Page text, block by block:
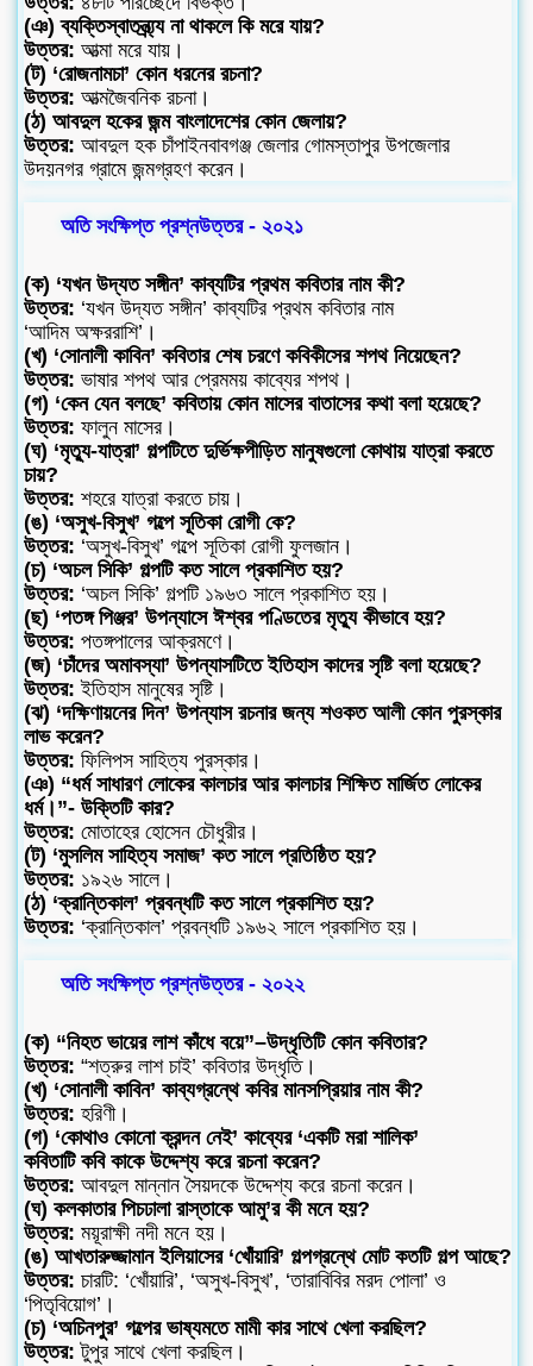
(ঞ) ব্যক্তিস্বাতন্ত্র্য্য না থাকলে কি মরে যায়?
উত্তর: আত্মা মরে যায়।
(ট) ‘রোজনামচা’ কোন ধরনের রচনা?
উত্তর: আত্মজৈবনিক রচনা।
(ঠ) আবদুল হকের জন্ম বাংলাদেশের কোন জেলায়?
উত্তর: আবদুল হক চাঁপাইনবাবগঞ্জ জেলার গোমস্তাপুর উপজেলার
উদয়নগর গ্রামে জন্মগ্রহণ করেন।
অতি সংক্ষিপ্ত প্রশ্নউত্তর - ২০২১
(ক) ‘যখন উদ্যত সঙ্গীন’ কাব্যটির প্রথম কবিতার নাম কী?
উত্তর: ‘যখন উদ্যত সঙ্গীন’ কাব্যটির প্রথম কবিতার নাম
‘আদিম অক্ষররাশি’।
(খ) ‘সোনালী কাবিন’ কবিতার শেষ চরণে কবিকীসের শপথ নিয়েছেন?
উত্তর: ভাষার শপথ আর প্রেমময় কাব্যের শপথ।
(গ) ‘কেন যেন বলছে’ কবিতায় কোন মাসের বাতাসের কথা বলা হয়েছে?
উত্তর: ফালুন মাসের।
(ঘ) ‘মৃত্যু-যাত্রা’ গল্পটিতে দুর্ভিক্ষপীড়িত মানুষগুলো কোথায় যাত্রা করতে
চায়?
উত্তর: শহরে যাত্রা করতে চায়।
(ঙ) ‘অসুখ-বিসুখ’ গল্পে সূতিকা রোগী কে?
উত্তর: ‘অসুখ-বিসুখ’ গল্পে সূতিকা রোগী ফুলজান।
(চ) ‘অচল সিকি’ গল্পটি কত সালে প্রকাশিত হয়?
উত্তর: ‘অচল সিকি’ গল্পটি ১৯৬৩ সালে প্রকাশিত হয়।
(ছ) ‘পতঙ্গ পিঞ্জর’ উপন্যাসে ঈশ্বর পণ্ডিতের মৃত্যু কীভাবে হয়?
উত্তর: পতঙ্গপালের আক্রমণে।
(জ) ‘চাঁদের অমাবস্যা’ উপন্যাসটিতে ইতিহাস কাদের সৃষ্টি বলা হয়েছে?
উত্তর: ইতিহাস মানুষের সৃষ্টি।
(ঝ) ‘দক্ষিণায়নের দিন’ উপন্যাস রচনার জন্য শওকত আলী কোন পুরস্কার
লাভ করেন?
উত্তর: ফিলিপস সাহিত্য পুরস্কার।
(ঞ) “ধর্ম সাধারণ লোকের কালচার আর কালচার শিক্ষিত মার্জিত লোকের
ধর্ম।”- উক্তিটি কার?
উত্তর: মোতাহের হোসেন চৌধুরীর।
(ট) ‘মুসলিম সাহিত্য সমাজ’ কত সালে প্রতিষ্ঠিত হয়?
উত্তর: ১৯২৬ সালে।
(ঠ) ‘ক্রান্তিকাল’ প্রবন্ধটি কত সালে প্রকাশিত হয়?
উত্তর: ‘ক্রান্তিকাল’ প্রবন্ধটি ১৯৬২ সালে প্রকাশিত হয়।
অতি সংক্ষিপ্ত প্রশ্নউত্তর - ২০২২
(ক) “নিহত ভায়ের লাশ কাঁধে বয়ে”–উদ্ধৃতিটি কোন কবিতার?
উত্তর: “শত্রুর লাশ চাই’ কবিতার উদ্ধৃতি।
(খ) ‘সোনালী কাবিন’ কাব্যগ্রন্থে কবির মানসপ্রিয়ার নাম কী?
উত্তর: হরিণী।
(গ) ‘কোথাও কোনো ক্রন্দন নেই’ কাব্যের ‘একটি মরা শালিক’
কবিতাটি কবি কাকে উদ্দেশ্য করে রচনা করেন?
উত্তর: আবদুল মান্নান সৈয়দকে উদ্দেশ্য করে রচনা করেন।
(ঘ) কলকাতার পিচঢালা রাস্তাকে আমু’র কী মনে হয়?
উত্তর: ময়ূরাক্ষী নদী মনে হয়।
(ঙ) আখতারুজ্জামান ইলিয়াসের ‘খোঁয়ারি’ গল্পগ্রন্থে মোট কতটি গল্প আছে?
উত্তর: চারটি: ‘খোঁয়ারি’, ‘অসুখ-বিসুখ’, ‘তারাবিবির মরদ পোলা’ ও
‘পিতৃবিয়োগ’।
(চ) ‘অচিনপুর’ গল্পের ভাষ্যমতে মামী কার সাথে খেলা করছিল?
উত্তর: টুপুর সাথে খেলা করছিল।